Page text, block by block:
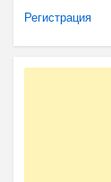
Регистрация